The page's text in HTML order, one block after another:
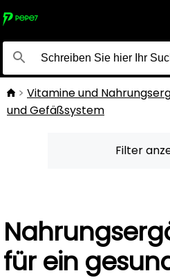
Vitamine und
und Gefäßsystem
Filter
für ein